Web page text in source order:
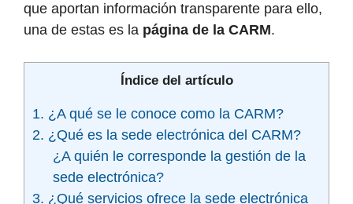
que aportan información transparente para ello,
una de estas es la página de la CARM.
Índice del artículo
1. ¿A qué se le conoce como la CARM?
2. ¿Qué es la sede electrónica del CARM?
¿A quién le corresponde la gestión de la
sede electrónica?
3. ¿Qué servicios ofrece la sede electrónica